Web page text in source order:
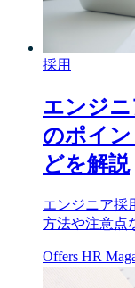
採用
エンジ
のポイ
どを解説
エンジニア採
方法や注意点
Offers HR